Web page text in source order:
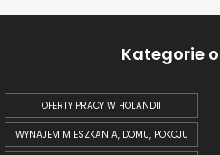
Kategorie
OFERTY PRACY W HOLANDII
WYNAJEM MIESZKANIA, DOMU, POKOJU